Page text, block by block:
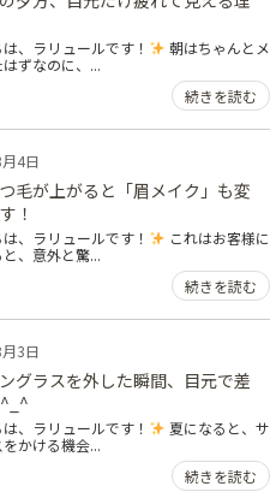
、ラリュールです！
朝はちゃんとメ
ずなのに、...
続きを読む
4日
毛が上がると「眉メイク」も変
！
、ラリュールです！
これはお客様に
、意外と驚...
続きを読む
3日
グラスを外した瞬間、目元で差
、ラリュールです！
夏になると、サ
かける機会...
続きを読む